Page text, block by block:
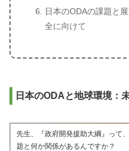
日本のODAの課題と
全に向けて
日本のODAと地球環境：
先生、『政府開発援助大綱』って
題と何か関係があるんですか？